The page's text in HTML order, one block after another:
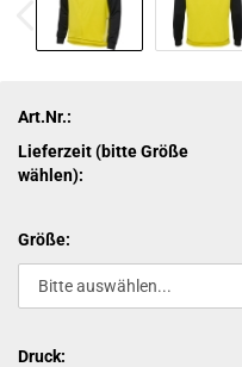
Art.Nr.:
Lieferzeit (bitte Größe
wählen):
Größe:
Druck: